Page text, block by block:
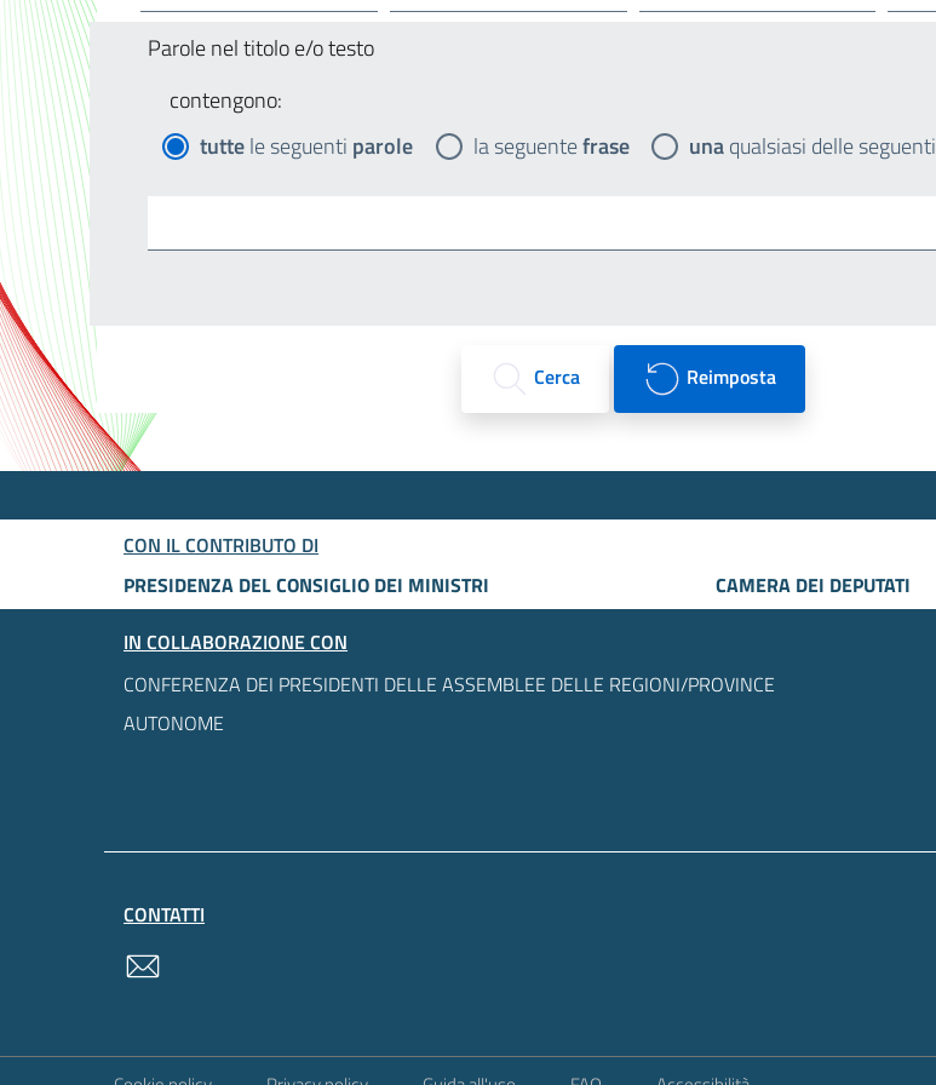
Parole nel titolo e/o testo
contengono:
tuttele seguenti parole la seguentefrase unaqualsiasi delle seguenti
Cerca Reimposta
CON IL CONTRIBUTO DI
PRESIDENZA DEL CONSIGLIO DEI MINISTRI
CAMERA DEI DEPUTATI
IN COLLABORAZIONE CON
CONFERENZA DEI PRESIDENTI DELLE ASSEMBLEE DELLE REGIONI/PROVINCE
AUTONOME
CONTATTI